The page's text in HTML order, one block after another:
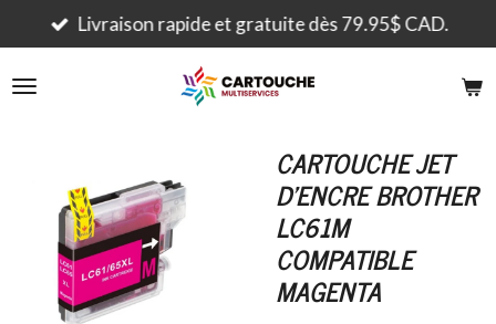
Passer
au
contenu
Livraison rapide et gratuite dès 79.95$ CAD.
CARTOUCHE JET
D'ENCRE BROTHER
LC61M
COMPATIBLE
MAGENTA